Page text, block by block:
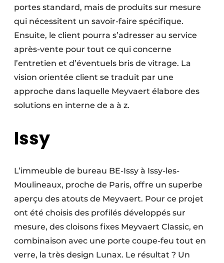
portes standard, mais de produits sur mesure
qui nécessitent un savoir-faire spécifique.
Ensuite, le client pourra s’adresser au service
après-vente pour tout ce qui concerne
l’entretien et d’éventuels bris de vitrage. La
vision orientée client se traduit par une
approche dans laquelle Meyvaert élabore des
solutions en interne de a à z.
Issy
L’immeuble de bureau BE-Issy à Issy-les-
Moulineaux, proche de Paris, offre un superbe
aperçu des atouts de Meyvaert. Pour ce projet
ont été choisis des profilés développés sur
mesure, des cloisons fixes Meyvaert Classic, en
combinaison avec une porte coupe-feu tout en
verre, la très design Lunax. Le résultat ? Un